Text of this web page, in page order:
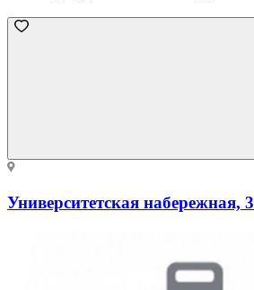
Университетская набережная, 3